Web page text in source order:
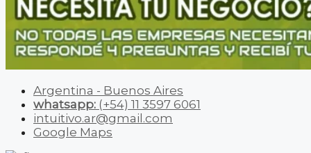
Argentina - Buenos Aires
whatsapp: (+54) 11 3597 6061
intuitivo.ar@gmail.com
Google Maps